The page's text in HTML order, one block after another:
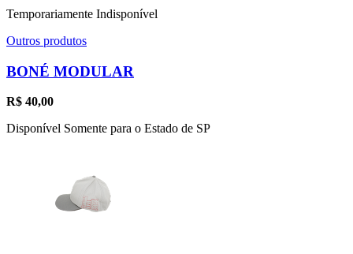
Temporariamente Indisponível
Outros produtos
BONÉ MODULAR
R$ 40,00
Disponível Somente para o Estado de SP